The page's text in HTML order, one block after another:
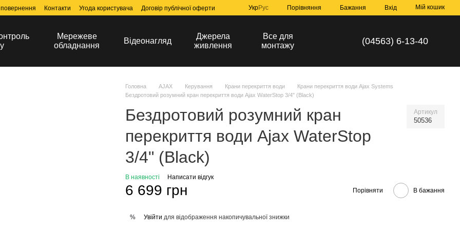
Контакти Угода користувача Договір публічної оферти УкрРус Порівняння Бажання Вхід Мій кошик
Мережеве
обладнання
Відеонагляд
Джерела
живлення
Все для
монтажу
(04563) 6-13-40
Головна AJAX Керування Крани перекриття води
Крани перекриття води Ajax Systems
Бездротовий розумний кран перекриття води Ajax WaterStop 3/4" (Black)
Бездротовий розумний кран
перекриття води Ajax WaterStop
3/4" (Black)
Артикул
50536
В наявності Написати відгук
6 699 грн Порівняти В бажання
% Увійти для відображення накопичувальної знижки